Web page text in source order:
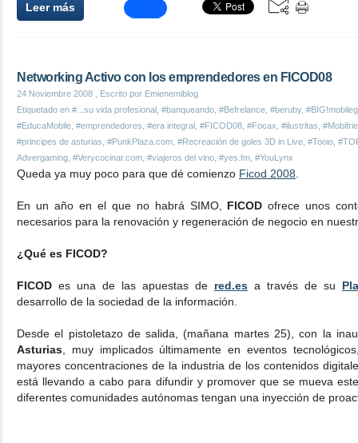
Leer más
Networking Activo con los emprendedores en FICOD08
24 Noviembre 2008 , Escrito por Emienemiblog
Etiquetado en #...su vida profesional #banqueando #Befrelance #beruby,
#EducaMobile #emprendedores #era integral #FICOD08 #Focax #ilustritas
#principes de asturias #PunkPlaza.com #Recreación de goles 3D in Live #Tooio
Advergaming #Verycocinar.com #viajeros del vino #yes.fm #YouLynx
Queda ya muy poco para que dé comienzo Ficod 2008
En un año en el que no habrá SIMO, FICODofrece unos
necesarios para la renovación y regeneración de negocio en
¿Qué es FICOD?
FICOD es una de las apuestas de red.es a través de su
desarrollo de la sociedad de la información.
Desde el pistoletazo de salida, (mañana martes 25), con la
Asturias , muy implicados últimamente en eventos
mayores concentraciones de la industria de los contenidos
está llevando a cabo para difundir y promover que se mueva
diferentes comunidades autónomas tengan una inyección de